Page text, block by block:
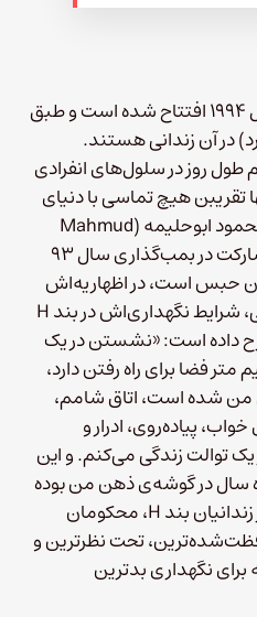
این زندان فوق امنیتی در سال ۱۹۹۴ افتتاح شده است و طبق
(همگی مرد) در آن زندانی هستند.
طول روز در سلول‌های انفرادی
هیچ تماسی با دنیای
بیرون ندارند. در سال ۲۰۱۵ محمود ابوحلیمه (Mahmud
Abouhalima) که به جرم مشارکت در بمب‌گذاری سال ۹۳
حبس است، در اظهاریه‌اش
برای یک پرونده‌ی حقوق مدنی، شرایط نگهداری‌اش در بند H
داده است: «نشستن در یک
فضا برای راه رفتن دارد،
من شده است، اتاق شامم،
پیاده‌روی، ادرار و
توالت زندگی می‌کنم. و این
سال در گوشه‌ی ذهن من بوده
است.» بنابر گزارش‌ها، بیشتر زندانیان بند H، محکومان
تحت نظر‌ترین و
نگهداری بدترین